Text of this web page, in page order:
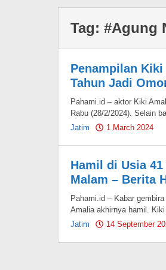
Tag: #Agung
Penampilan
Tahun Jadi
Pahami.id – aktor Kiki
Rabu (28/2/2024). Selain
Jatim
1 March 2024
Hamil di Usia
Malam – Berita
Pahami.id – Kabar
Amalia akhirnya hamil.
Jatim
14 September